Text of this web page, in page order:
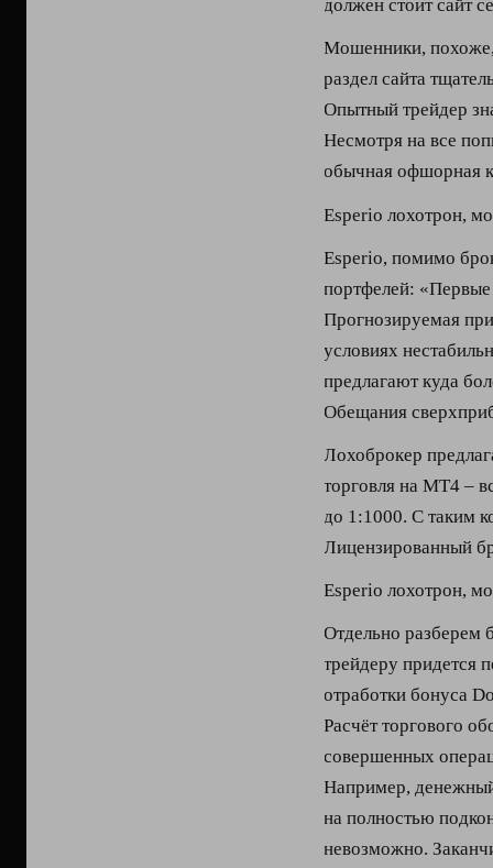
должен стоит сайт
Мошенники,
раздел сайта
Опытный трейдер
Несмотря на все
обычная офшорная
Esperio лохотрон,
Esperio, помимо
портфелей:
Прогнозируемая
условиях
предлагают куда
Обещания
Лохоброкер
торговля на МТ4 –
до 1:1000. С таким
Лицензированный
Esperio лохотрон,
Отдельно разберем
трейдеру придется
отработки бонуса
Расчёт торгового
совершенных
Например,
на полностью
невозможно.